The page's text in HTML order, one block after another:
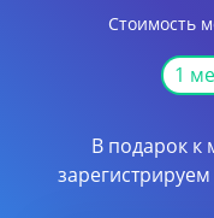
Стоимость
1
В подарок